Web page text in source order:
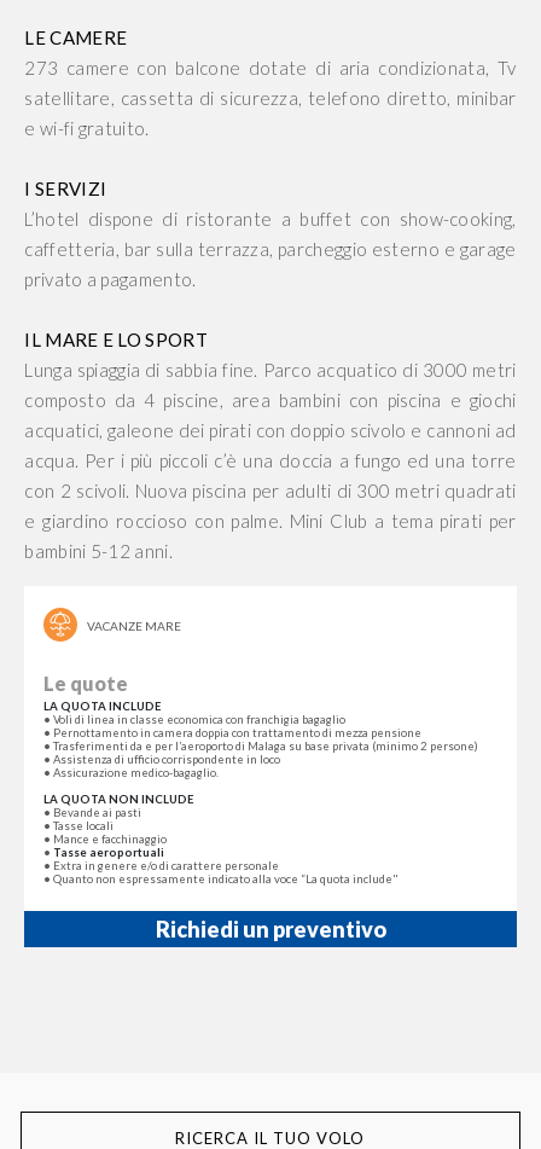
LE CAMERE
273 camere con balcone dotate di aria condizionata, Tv
satellitare, cassetta di sicurezza, telefono diretto, minibar
e wi-fi gratuito.
I SERVIZI
L’hotel dispone di ristorante a buffet con show-cooking,
caffetteria, bar sulla terrazza, parcheggio esterno e garage
privato a pagamento.
IL MARE E LO SPORT
Lunga spiaggia di sabbia fine. Parco acquatico di 3000 metri
composto da 4 piscine, area bambini con piscina e giochi
acquatici, galeone dei pirati con doppio scivolo e cannoni ad
acqua. Per i più piccoli c’è una doccia a fungo ed una torre
con 2 scivoli. Nuova piscina per adulti di 300 metri quadrati
e giardino roccioso con palme. Mini Club a tema pirati per
bambini 5-12 anni.
Richiedi un preventivo
VACANZE MARE
Le quote
LA QUOTA INCLUDE
• Voli di linea in classe economica con franchigia bagaglio
• Pernottamento in camera doppia con trattamento di mezza pensione
• Trasferimenti da e per l’aeroporto di Malaga su base privata (minimo 2 persone)
• Assistenza di ufficio corrispondente in loco
• Assicurazione medico-bagaglio.
LA QUOTA NON INCLUDE
• Bevande ai pasti
• Tasse locali
• Mance e facchinaggio
• Tasse aeroportuali
• Extra in genere e/o di carattere personale
• Quanto non espressamente indicato alla voce “La quota include"
RICERCA IL TUO VOLO